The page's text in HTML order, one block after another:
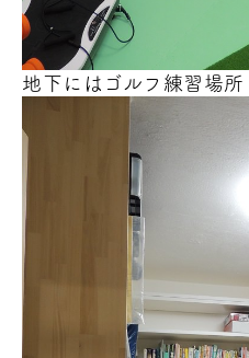
地下にはゴルフ練習場所